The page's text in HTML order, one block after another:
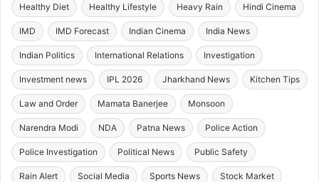
Healthy Diet Healthy Lifestyle Heavy Rain Hindi Cinema
IMD IMD Forecast Indian Cinema India News
Indian Politics International Relations Investigation
Investment news IPL 2026 Jharkhand News Kitchen Tips
Law and Order Mamata Banerjee Monsoon
Narendra Modi NDA Patna News Police Action
Police Investigation Political News Public Safety
Rain Alert Social Media Sports News Stock Market